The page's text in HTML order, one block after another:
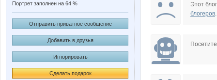
Портрет заполнен на 64 %
Отправить приватное сообщение
Добавить в друзья
Игнорировать
Сделать подарок
Этот
блогеров.